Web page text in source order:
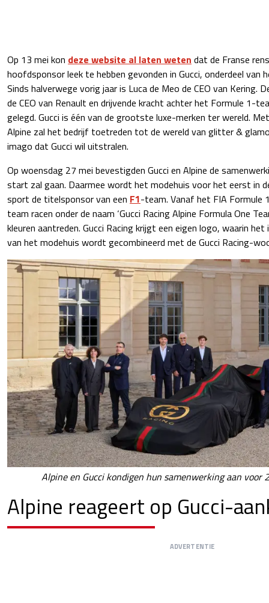
Op 13 mei kon deze website al laten weten dat de Franse
hoofdsponsor leek te hebben gevonden in Gucci, onderdeel van
Sinds halverwege vorig jaar is Luca de Meo de CEO van Kering.
de CEO van Renault en drijvende kracht achter het Formule 1-
gelegd. Gucci is één van de grootste luxe-merken ter wereld.
Alpine zal het bedrijf toetreden tot de wereld van glitter &
imago dat Gucci wil uitstralen.
Op woensdag 27 mei bevestigden Gucci en Alpine de
start zal gaan. Daarmee wordt het modehuis voor het eerst in
sport de titelsponsor van een F1-team. Vanaf het FIA Formule
team racen onder de naam ‘Gucci Racing Alpine Formula One
kleuren aantreden. Gucci Racing krijgt een eigen logo, waarin
van het modehuis wordt gecombineerd met de Gucci Racing-
Alpine en Gucci kondigen hun samenwerking aan voor
Alpine reageert op Gucci-
ADVERTENTIE